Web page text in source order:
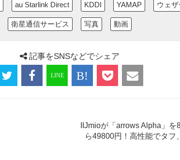
au Starlink Direct KDDI YAMAP ウェ
衛星通信サービス 写真 動画
記事をSNSなどでシェア
IIJmioが「arrows Alpha」
ら49800円！高性能でタフ